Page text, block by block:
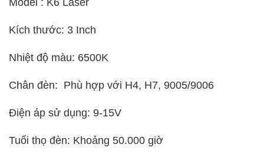
Kích thước: 3 Inch
Nhiệt độ màu: 6500K
Chân đèn: Phù hợp với H4, H7, 9005/9006
Điện áp sử dụng: 9-15V
Tuổi thọ đèn: Khoảng 50.000 giờ